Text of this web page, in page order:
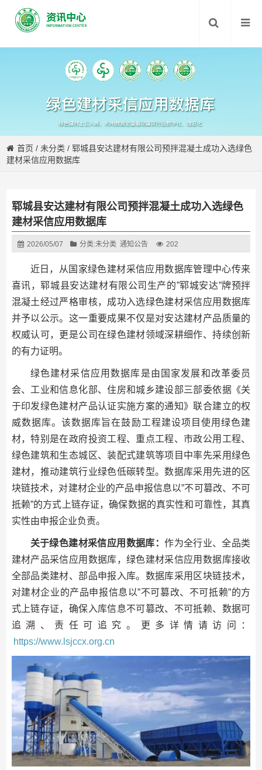
首页 /未分类 / 郓城县安达建材有限公司预拌混凝土成功入选绿色
建材采信应用数据库
郓城县安达建材有限公司预拌混凝土成功入选绿色
建材采信应用数据库
2026/05/07 分类:未分类 通知公告 202
近日，从国家绿色建材采信应用数据库管理中心传来
喜讯，郓城县安达建材有限公司生产的”郓城安达”牌预拌
混凝土经过严格审核，成功入选绿色建材采信应用数据库
并予以公示。这一重要成果不仅是对安达建材产品质量的
权威认可，更是公司在绿色建材领域深耕细作、持续创新
的有力证明。
绿色建材采信应用数据库是由国家发展和改革委员
会、工业和信息化部、住房和城乡建设部三部委依据《关
于印发绿色建材产品认证实施方案的通知》联合建立的权
威数据库。该数据库旨在鼓励工程建设项目使用绿色建
材，特别是在政府投资工程、重点工程、市政公用工程、
绿色建筑和生态城区、装配式建筑等项目中率先采用绿色
建材，推动建筑行业绿色低碳转型。数据库采用先进的区
块链技术，对建材企业的产品申报信息以”不可篡改、不可
抵赖”的方式上链存证，确保数据的真实性和可靠性，其真
实性由申报企业负责。
关于绿色建材采信应用数据库：作为全行业、全品类
建材产品采信应用数据库，绿色建材采信应用数据库接收
全部品类建材、部品申报入库。数据库采用区块链技术，
对建材企业的产品申报信息以”不可篡改、不可抵赖”的方
式上链存证，确保入库信息不可篡改、不可抵赖、数据可
追溯、责任可追究。更多详情请访问：
https://www.lsjccx.org.cn